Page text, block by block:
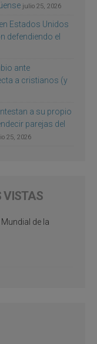
julio 25, 2026
Estados Unidos
defendiendo el
ante
a cristianos (y
a su propio
parejas del
25, 2026
VISTAS
de la